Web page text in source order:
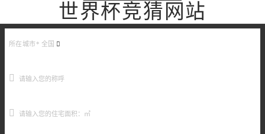
世界杯竞猜网站
所在城市* 全国